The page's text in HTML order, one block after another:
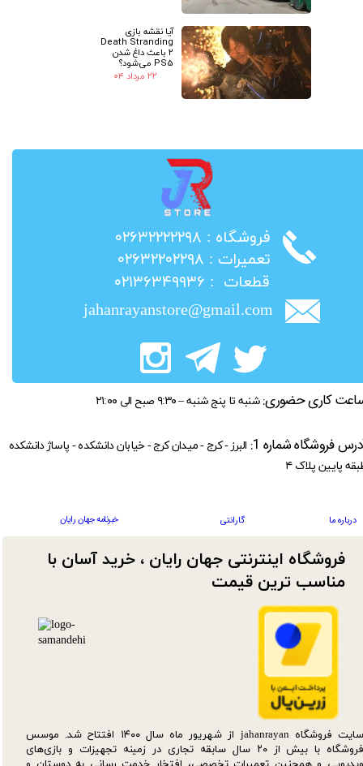
آیا نقشه بازی
Death Stranding
2 باعث داغ شدن
PS5 می‌شود؟
۲۲ مرداد ۰۴
​فروشگاه : ۰۲۶۳۲۲۲۲۲۹۸
​تعمیرات : ۰۲۶۳۲۲۰۲۲۹۸
​قطعات : ۰۲۱۳۶۳۴۹۹۳۶
jahanrayanstore@gmail.com
سایت فروشگاه jahanrayan از شهریور ماه سال ۱۴۰۰ افتتاح شد. موسس
فروشگاه با بیش از ۲۰ سال سابقه تجاری در زمینه تجهیزات و بازی‌های
فروشگاه اینترنتی جهان رایان ، خرید آسان با
مناسب ترین قیمت​​​​​​​
کاری حضوری: شنبه تا پنج شنبه – ۹:۳۰ صبح الی ۲۱:۰۰
درباره ما گارانتی خبرنامه جهان رایان
فروشگاه شماره 1:
البرز - کرج - میدان کرج - خیابان دانشکده - پاساژ دانشکده
پایین پلاک ۴